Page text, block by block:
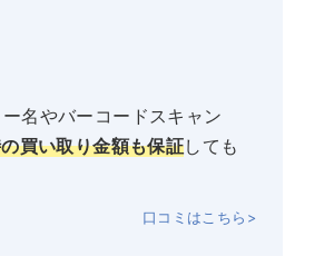
名やバーコードスキャン
買い取り金額も保証しても
口コミはこちら>